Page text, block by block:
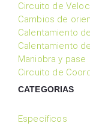
Circuito de
Cambios de
Calentamiento
Calentamiento
Maniobra y pase
Circuito de
CATEGORIAS
Específicos